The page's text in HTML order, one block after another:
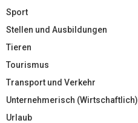
Sport
Stellen und Ausbildungen
Tieren
Tourismus
Transport und Verkehr
Unternehmerisch (Wirtschaftlich)
Urlaub